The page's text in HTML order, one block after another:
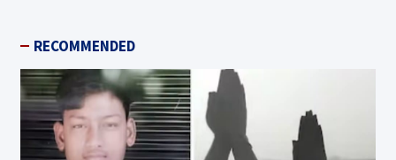
RECOMMENDED